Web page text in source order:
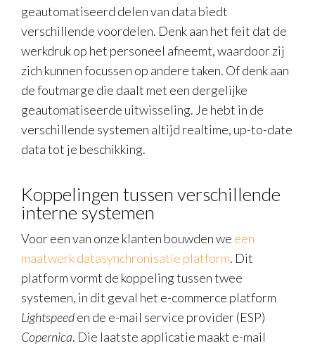
geautomatiseerd delen van data biedt
verschillende voordelen. Denk aan het feit dat de
werkdruk op het personeel afneemt, waardoor zij
zich kunnen focussen op andere taken. Of denk aan
de foutmarge die daalt met een dergelijke
geautomatiseerde uitwisseling. Je hebt in de
verschillende systemen altijd realtime, up-to-date
data tot je beschikking.
Koppelingen tussen verschillende
interne systemen
Voor een van onze klanten bouwden we een
maatwerk datasynchronisatie platform. Dit
platform vormt de koppeling tussen twee
systemen, in dit geval het e-commerce platform
Lightspeeden de e-mail service provider (ESP)
Copernica. Die laatste applicatie maakt e-mail